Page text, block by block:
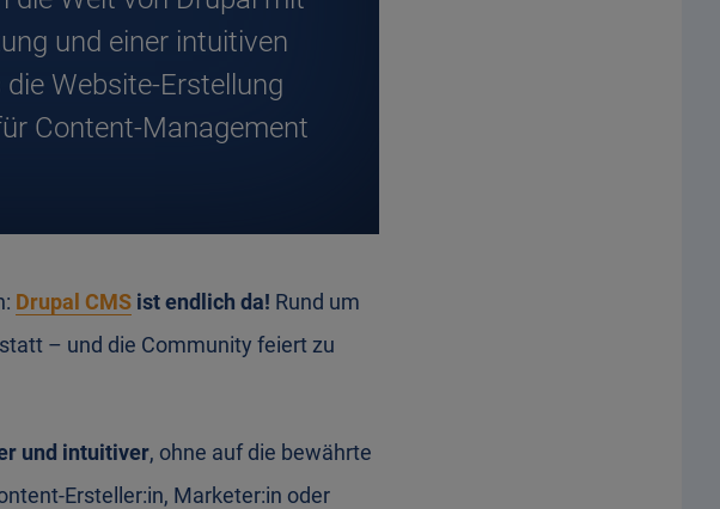
und einer intuitiven
Website-Erstellung
Content-Management
Drupal CMS ist endlich da! Rund um
statt – und die Community feiert zu
und intuitiver, ohne auf die bewährte
Ersteller:in, Marketer:in oder